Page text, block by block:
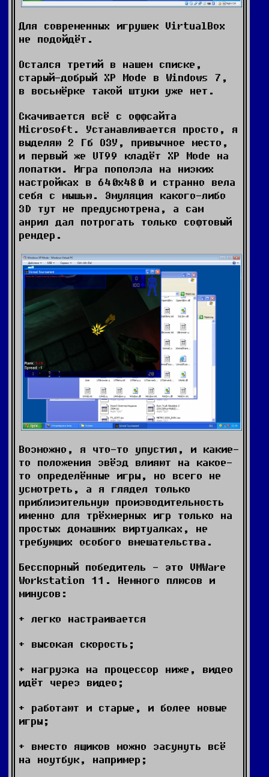
Для современных игрушек VirtualBox
не подойдёт.
Остался третий в нашем списке,
старый-добрый XP Mode в Windows 7,
в восьмёрке такой штуки уже нет.
Скачивается всё с оффсайта
Microsoft. Устанавливается просто, я
выделяю 2 Гб ОЗУ, привычное место,
и первый же UT99 кладёт XP Mode на
лопатки. Игра поползла на низких
настройках в 640х480 и странно вела
себя с мышью. Эмуляция какого-либо
3D тут не предусмотрена, а сам
анрил дал потрогать только софтовый
рендер.
Возможно, я что-то упустил, и какие-
то положения звёзд влияют на какое-
то определённые игры, но всего не
усмотреть, а я глядел только
приблизительную производительность
именно для трёхмерных игр только на
простых домашних виртуалках, не
требующих особого вмешательства.
Бесспорный победитель - это VMWare
Workstation 11. Немного плюсов и
минусов:
+ легко настраивается
+ высокая скорость;
+ нагрузка на процессор ниже, видео
идёт через видео;
+ работают и старые, и более новые
игры;
+ вместо ящиков можно засунуть всё
на ноутбук, например;